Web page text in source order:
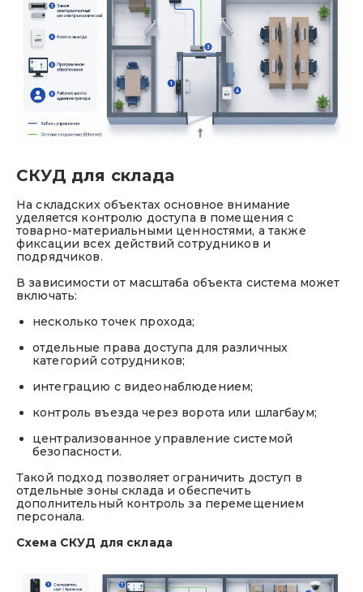
СКУД для склада
На складских объектах основное внимание
уделяется контролю доступа в помещения с
товарно-материальными ценностями, а также
фиксации всех действий сотрудников и
подрядчиков.
В зависимости от масштаба объекта система может
включать:
несколько точек прохода;
отдельные права доступа для различных
категорий сотрудников;
интеграцию с видеонаблюдением;
контроль въезда через ворота или шлагбаум;
централизованное управление системой
безопасности.
Такой подход позволяет ограничить доступ в
отдельные зоны склада и обеспечить
дополнительный контроль за перемещением
персонала.
Схема СКУД для склада